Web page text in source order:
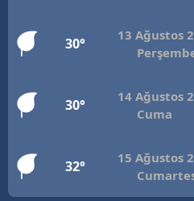
30°
13 Ağustos
30°
14 Ağustos
Cuma
32°
15 Ağustos